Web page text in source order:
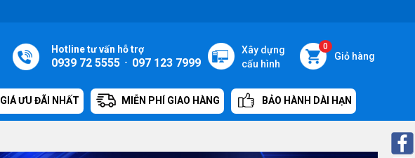
0
Giỏ hàng
Xây dựng
cấu hình
Hotline tư vấn hỗ trợ
0939 72 5555 - 097 123 7999
GIÁ ƯU ĐÃI NHẤT MIỄN PHÍ GIAO HÀNG BẢO HÀNH DÀI HẠN